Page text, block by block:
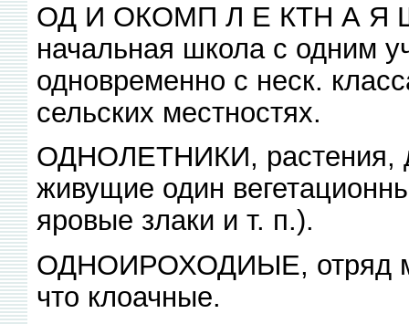
ОД И ОКОМП Л Е КТН А Я
начальная школа с одним
одновременно с неск.
сельских местностях.
ОДНОЛЕТНИКИ, растения,
живущие один
яровые злаки и т. п.).
ОДНОИРОХОДИЫЕ, отряд
что клоачные.